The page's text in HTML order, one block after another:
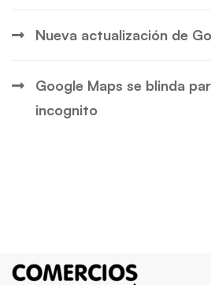
Nueva actualización de
Google Maps se blinda
incognito